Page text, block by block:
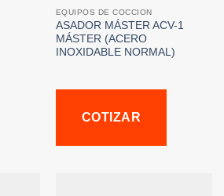
EQUIPOS DE COCCION
ASADOR MÁSTER ACV-1
MÁSTER (ACERO
INOXIDABLE NORMAL)
COTIZAR